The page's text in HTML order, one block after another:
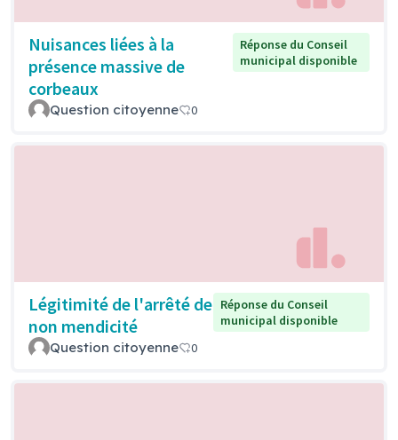
Nuisances liées à la
présence massive de
corbeaux
Réponse du Conseil
municipal disponible
Question citoyenne 0
Légitimité de l'arrêté de
non mendicité
Réponse du Conseil
municipal disponible
Question citoyenne 0